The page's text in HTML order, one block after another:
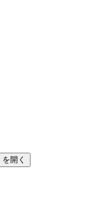
を開く